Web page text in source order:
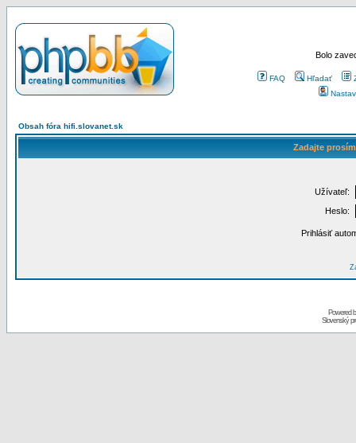
Bolo
FAQ Hľadať
Obsah fóra hifi.slovanet.sk
Zadajte
Užívateľ:
Heslo:
Prihlásiť
Powered
Slovenský